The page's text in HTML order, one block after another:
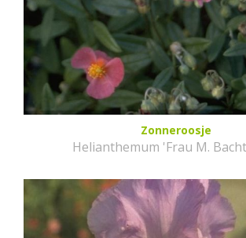
Zonneroosje
Helianthemum 'Frau M.